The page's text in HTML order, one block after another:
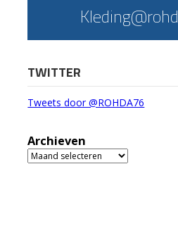
TWITTER
Tweets door @ROHDA76
Archieven
Archieven